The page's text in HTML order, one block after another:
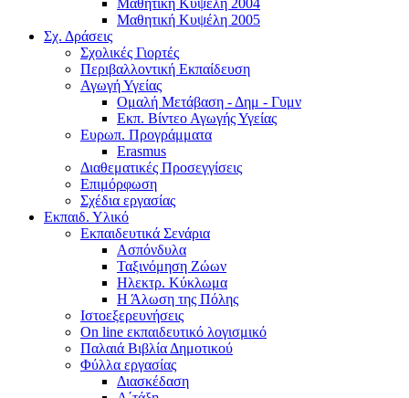
Μαθητική Κυψέλη 2004
Μαθητική Κυψέλη 2005
Σχ. Δράσεις
Σχολικές Γιορτές
Περιβαλλοντική Εκπαίδευση
Αγωγή Υγείας
Ομαλή Μετάβαση - Δημ - Γυμν
Εκπ. Βίντεο Αγωγής Υγείας
Ευρωπ. Προγράμματα
Erasmus
Διαθεματικές Προσεγγίσεις
Επιμόρφωση
Σχέδια εργασίας
Εκπαιδ. Υλικό
Εκπαιδευτικά Σενάρια
Ασπόνδυλα
Ταξινόμηση Ζώων
Ηλεκτρ. Κύκλωμα
Η Άλωση της Πόλης
Ιστοεξερευνήσεις
On line εκπαιδευτικό λογισμικό
Παλαιά Βιβλία Δημοτικού
Φύλλα εργασίας
Διασκέδαση